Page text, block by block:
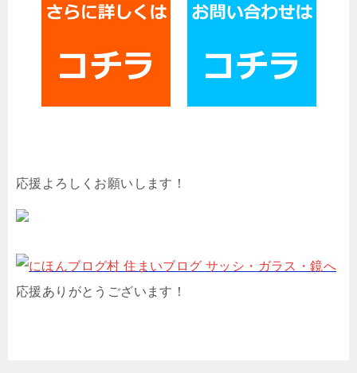
応援よろしくお願いします！
応援ありがとうございます！